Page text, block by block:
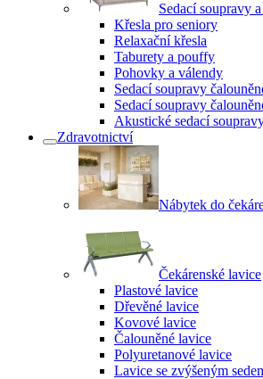
Sedací soupravy
Křesla pro seniory
Relaxační křesla
Taburety a pouffy
Pohovky a válendy
Sedací soupravy
Sedací soupravy
Akustické sedací
Zdravotnictví
Nábytek do
Čekárenské lavice
Plastové lavice
Dřevěné lavice
Kovové lavice
Čalouněné lavice
Polyuretanové lavice
Lavice se zvýšeným